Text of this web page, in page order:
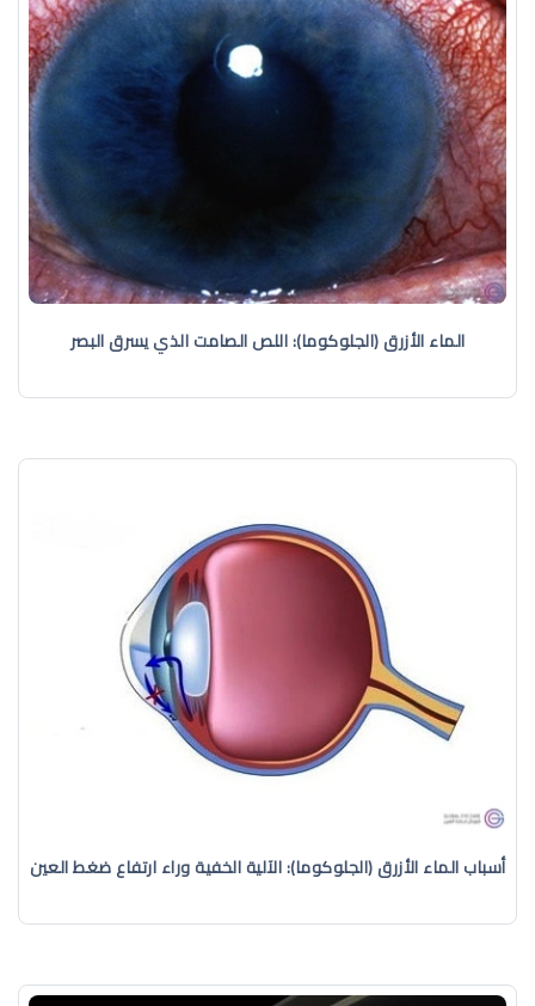
الماء الأزرق (الجلوكوما): اللص الصامت الذي يسرق البصر
أسباب الماء الأزرق (الجلوكوما): الآلية الخفية وراء ارتفاع ضغط العين